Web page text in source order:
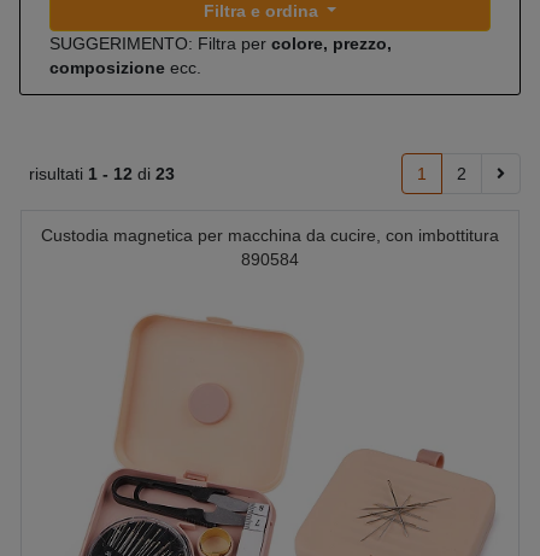
Filtra e ordina
SUGGERIMENTO: Filtra per colore, prezzo,
composizione ecc.
risultati 1 - 12 di 23 1 2
Custodia magnetica per macchina da cucire, con imbottitura
890584